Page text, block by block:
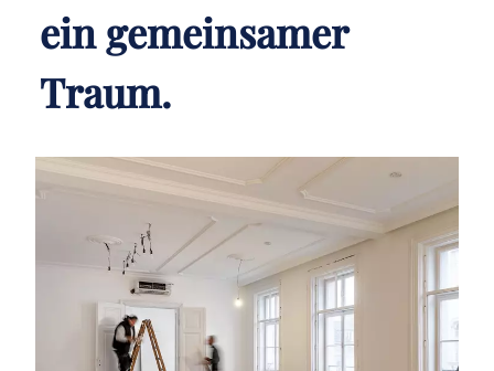
ein gemeinsamer
Traum.